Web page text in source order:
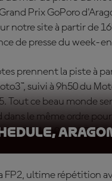
Prix GoPoro
notre site à partir de
de presse du week-
prennent la piste à
suivi à 9h50 du
Tout ce beau monde
dans le même ordre
13h15, 14h05 et 15h00.
FP2, ultime répétition